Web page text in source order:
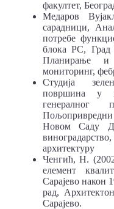
факултет,
Медаров
сарадници,
потребе
блока РС, Град
Планирање
мониторинг,
Студија
површина у
Пољопривредни
Новом Саду
архитектуру
Ченгић, Н.
елемент
Сарајево након
рад,
Сарајево.